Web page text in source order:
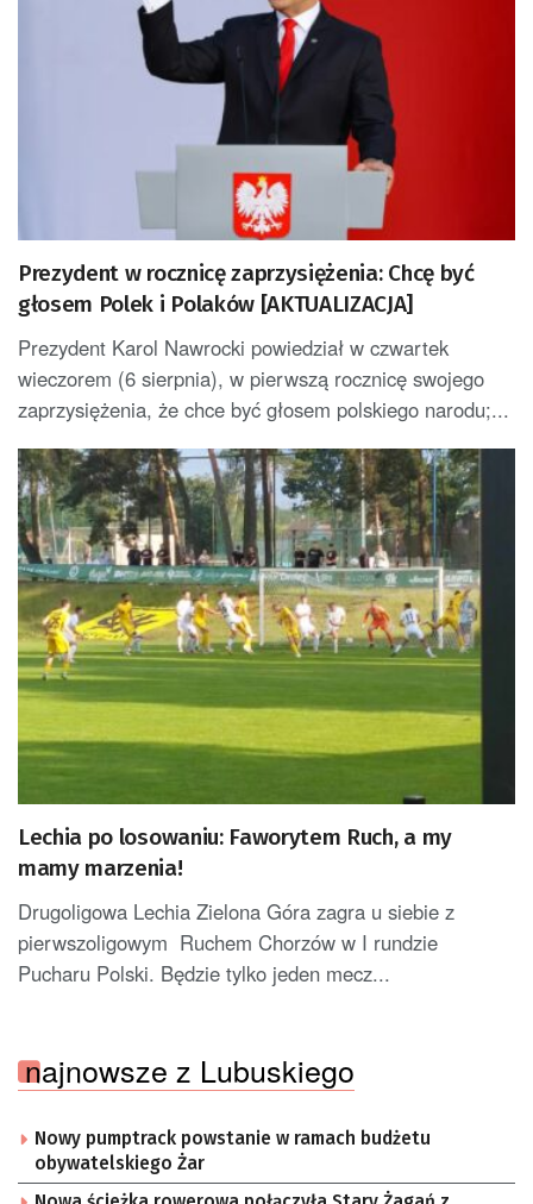
Prezydent w rocznicę zaprzysiężenia: Chcę być
głosem Polek i Polaków [AKTUALIZACJA]
Prezydent Karol Nawrocki powiedział w czwartek
wieczorem (6 sierpnia), w pierwszą rocznicę swojego
zaprzysiężenia, że chce być głosem polskiego narodu;...
Lechia po losowaniu: Faworytem Ruch, a my
mamy marzenia!
Drugoligowa Lechia Zielona Góra zagra u siebie z
pierwszoligowym Ruchem Chorzów w I rundzie
Pucharu Polski. Będzie tylko jeden mecz...
najnowsze z Lubuskiego
Nowy pumptrack powstanie w ramach budżetu
obywatelskiego Żar